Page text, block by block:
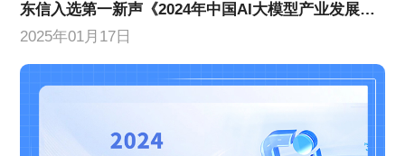
东信入选第一新声《2024年中国AI大模型产业发展与应用研究报告》产业图谱
2025年01月17日